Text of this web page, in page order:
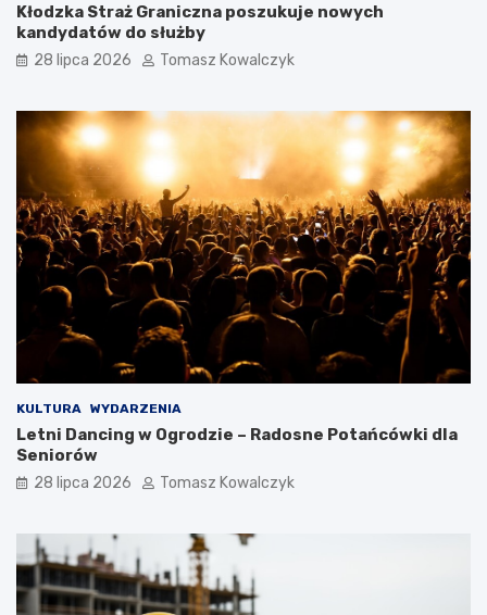
Kłodzka Straż Graniczna poszukuje nowych
kandydatów do służby
28 lipca 2026 Tomasz Kowalczyk
KULTURA WYDARZENIA
Letni Dancing w Ogrodzie – Radosne Potańcówki dla
Seniorów
28 lipca 2026 Tomasz Kowalczyk